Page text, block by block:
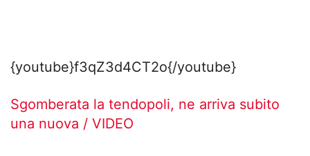
{youtube}f3qZ3d4CT2o{/youtube}
Sgomberata la tendopoli, ne arriva subito
una nuova / VIDEO